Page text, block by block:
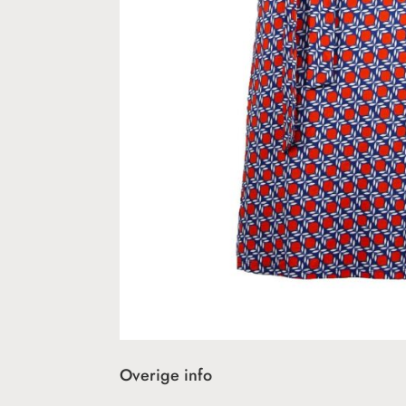
Overige info